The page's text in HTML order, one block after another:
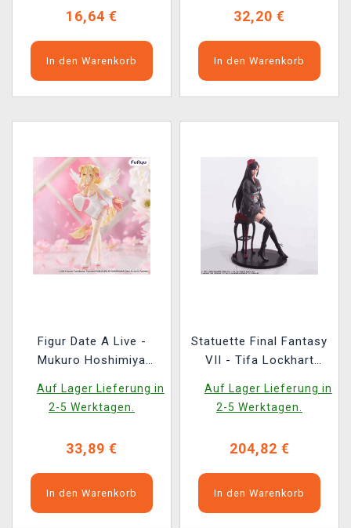
16,64 €
In den Warenkorb
32,20 €
In den Warenkorb
Figur Date A Live -
Mukuro Hoshimiya
Auf Lager Lieferung in
2-5 Werktagen.
33,89 €
In den Warenkorb
Statuette Final Fantasy
VII - Tifa Lockhart
(Square Enix)
Auf Lager Lieferung in
2-5 Werktagen.
204,82 €
In den Warenkorb